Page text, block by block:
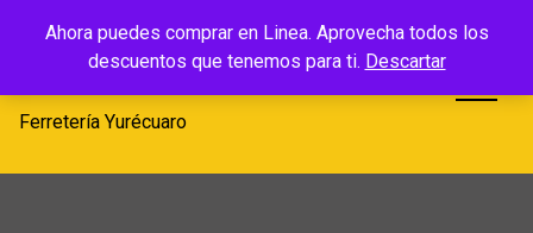
Ahora puedes comprar en Linea. Aprovecha todos los
descuentos que tenemos para ti. Descartar
Ferretería
Yurécuaro
Ferretería Yurécuaro